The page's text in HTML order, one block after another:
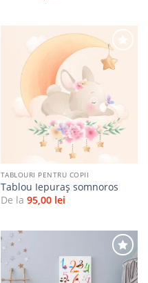
favorite
TABLOURI PENTRU COPII
Tablou Iepuraș somnoros
De la 95,00 lei